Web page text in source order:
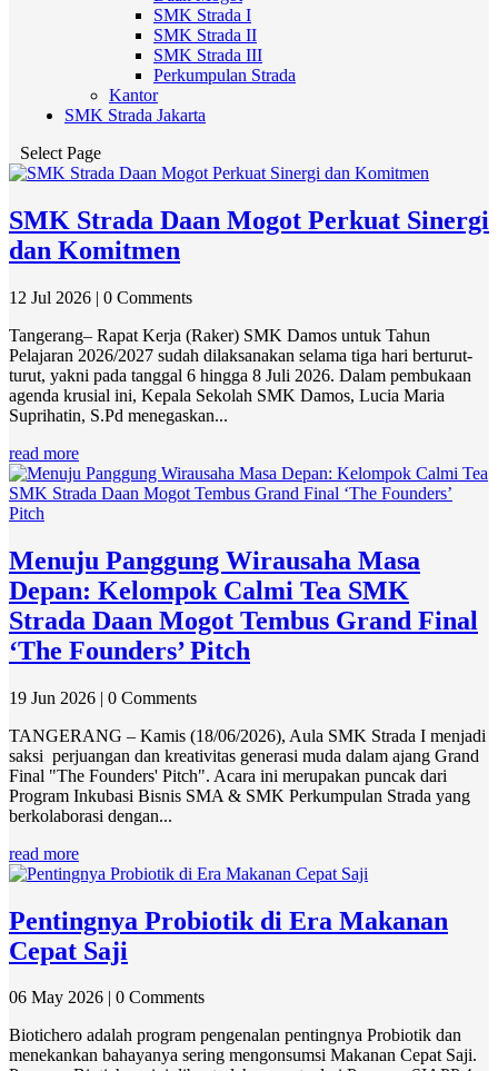
SMK Strada I
SMK Strada II
SMK Strada III
Perkumpulan Strada
Kantor
SMK Strada Jakarta
Select Page
SMK Strada Daan Mogot Perkuat Sinergi
dan Komitmen
12 Jul 2026 | 0 Comments
Tangerang– Rapat Kerja (Raker) SMK Damos untuk Tahun
Pelajaran 2026/2027 sudah dilaksanakan selama tiga hari berturut-
turut, yakni pada tanggal 6 hingga 8 Juli 2026. Dalam pembukaan
agenda krusial ini, Kepala Sekolah SMK Damos, Lucia Maria
Suprihatin, S.Pd menegaskan...
read more
Menuju Panggung Wirausaha Masa
Depan: Kelompok Calmi Tea SMK
Strada Daan Mogot Tembus Grand Final
‘The Founders’ Pitch
19 Jun 2026 | 0 Comments
TANGERANG – Kamis (18/06/2026), Aula SMK Strada I menjadi
saksi perjuangan dan kreativitas generasi muda dalam ajang Grand
Final "The Founders' Pitch". Acara ini merupakan puncak dari
Program Inkubasi Bisnis SMA & SMK Perkumpulan Strada yang
berkolaborasi dengan...
read more
Pentingnya Probiotik di Era Makanan
Cepat Saji
06 May 2026 | 0 Comments
Biotichero adalah program pengenalan pentingnya Probiotik dan
menekankan bahayanya sering mengonsumsi Makanan Cepat Saji.